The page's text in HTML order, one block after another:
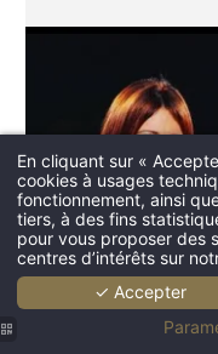
En cliquant sur «
cookies à usages
fonctionnement, ainsi
tiers, à des fins
pour vous proposer des
centres d’intérêts sur
✓ Accepter